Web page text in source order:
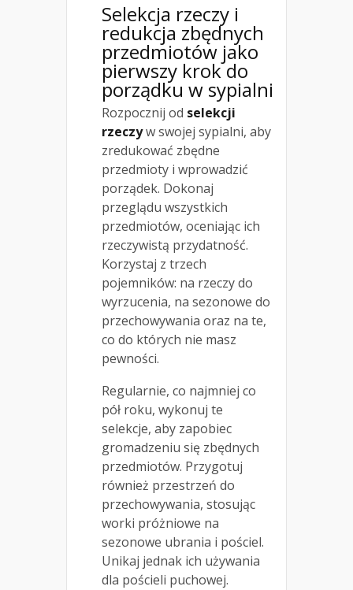
Selekcja rzeczy i
redukcja zbędnych
przedmiotów jako
pierwszy krok do
porządku w sypialni
Rozpocznij od selekcji
rzeczyw swojej sypialni, aby
zredukować zbędne
przedmioty i wprowadzić
porządek. Dokonaj
przeglądu wszystkich
przedmiotów, oceniając ich
rzeczywistą przydatność.
Korzystaj z trzech
pojemników: na rzeczy do
wyrzucenia, na sezonowe do
przechowywania oraz na te,
co do których nie masz
pewności.
Regularnie, co najmniej co
pół roku, wykonuj te
selekcje, aby zapobiec
gromadzeniu się zbędnych
przedmiotów. Przygotuj
również przestrzeń do
przechowywania, stosując
worki próżniowe na
sezonowe ubrania i pościel.
Unikaj jednak ich używania
dla pościeli puchowej.